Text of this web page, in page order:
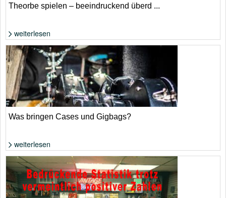
Foto: WikiComments von François Puget
Theorbe spielen – beeindruckend überd ...
weiterlesen
Foto: Shutterstock von Michael Repenning
Was bringen Cases und Gigbags?
weiterlesen